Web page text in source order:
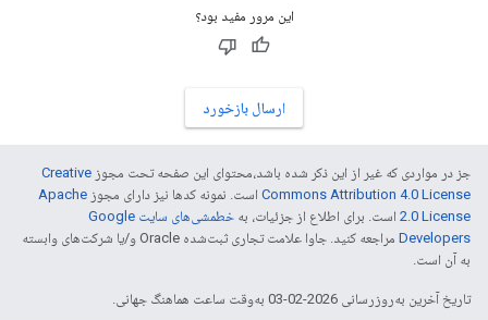
این مرور مفید بود؟
ارسال بازخورد
جز در مواردی که غیر از این ذکر شده باشد،‌محتوای این صفحه تحت مجوز Creative
Commons Attribution 4.0 License است. نمونه کدها نیز دارای مجوز Apache
2.0 License است. برای اطلاع از جزئیات، به
خطمشی‌های سایت Google
Developers‏
مراجعه کنید. جاوا علامت تجاری ثبت‌شده Oracle و/یا شرکت‌های وابسته
به آن است.
تاریخ آخرین به‌روزرسانی 2026-02-03 به‌وقت ساعت هماهنگ جهانی.